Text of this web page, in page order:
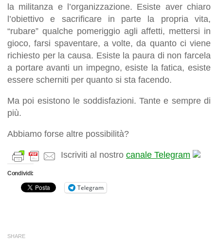
la militanza e l’organizzazione. Esiste aver chiaro
l’obiettivo e sacrificare in parte la propria vita,
“rubare” qualche pomeriggio agli affetti, mettersi in
gioco, farsi spaventare, a volte, da quanto ci viene
richiesto per la causa. Esiste la paura di non farcela
a portare avanti un impegno, esiste la fatica, esiste
essere scherniti per quanto si sta facendo.
Ma poi esistono le soddisfazioni. Tante e sempre di
più.
Abbiamo forse altre possibilità?
Iscriviti al nostro canale Telegram
Condividi:
Telegram
SHARE